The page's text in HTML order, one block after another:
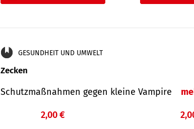
GESUNDHEIT UND UMWELT
Zecken
Schutz­maß­nahmen gegen kleine Vampire
2,00 €